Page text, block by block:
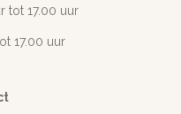
tot 17.00 uur
17.00 uur